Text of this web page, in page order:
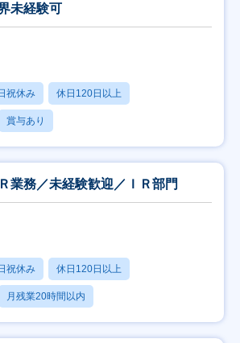
未経験可
祝休み 休日120日以上
賞与あり
業務／未経験歓迎／ＩＲ部門
祝休み 休日120日以上
月残業20時間以内